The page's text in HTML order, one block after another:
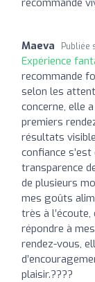
Maeva Publiée
Expérience
recommande
selon les
concerne, elle
premiers
résultats
confiance
transparence
de plusieurs
mes goûts
très à
répondre à
rendez-vous,
plaisir.????